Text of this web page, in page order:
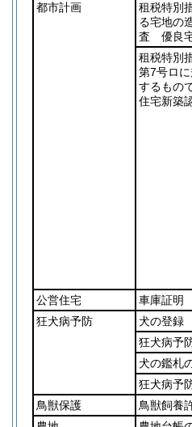
都市計画
租税特別
る宅地の
査 優良
租税特別
第7号ロ
するもの
住宅新築
公営住宅 車庫証明
狂犬病予防
犬の登録
狂犬病予
犬の鑑札
狂犬病予
鳥獣保護
鳥獣飼養